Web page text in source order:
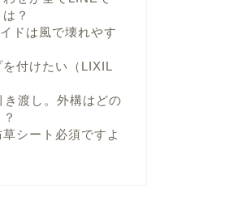
？
ドは風で壊れやす
付けたい（LIXIL
渡し。外構はどの
シート必須ですよ